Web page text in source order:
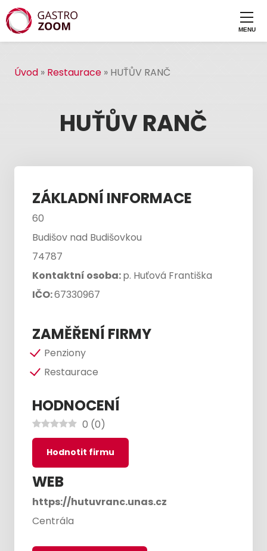
Úvod » Restaurace » HUŤŮV RANČ
HUŤŮV RANČ
ZÁKLADNÍ INFORMACE
60
Budišov nad Budišovkou
74787
Kontaktní osoba:p. Huťová Františka
IČO:67330967
ZAMĚŘENÍ FIRMY
Penziony
Restaurace
HODNOCENÍ
0 (0)
Hodnotit firmu
WEB
https://hutuvranc.unas.cz
Centrála